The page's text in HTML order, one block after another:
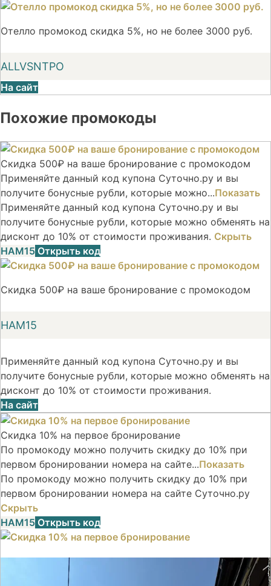
Отелло промокод скидка 5%, но не более 3000 руб.
ALLVSNTPO
На сайт
Похожие промокоды
Скидка 500₽ на ваше бронирование с промокодом
Применяйте данный код купона Суточно.ру и вы
получите бонусные рубли, которые можно...Показать
Применяйте данный код купона Суточно.ру и вы
получите бонусные рубли, которые можно обменять на
дисконт до 10% от стоимости проживания. Скрыть
НАМ15 Открыть код
Скидка 500₽ на ваше бронирование с промокодом
НАМ15
Применяйте данный код купона Суточно.ру и вы
получите бонусные рубли, которые можно обменять на
дисконт до 10% от стоимости проживания.
На сайт
Скидка 10% на первое бронирование
По промокоду можно получить скидку до 10% при
первом бронировании номера на сайте...Показать
По промокоду можно получить скидку до 10% при
первом бронировании номера на сайте Суточно.ру
Скрыть
НАМ15 Открыть код
Скидка 10% на первое бронирование